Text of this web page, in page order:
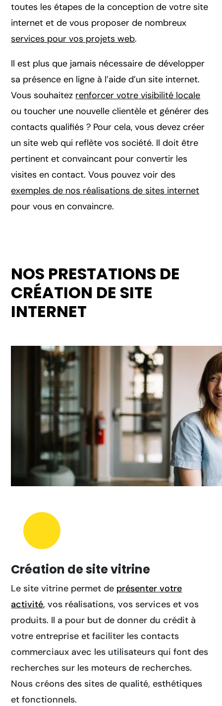
toutes les étapes de la conception de votre site
internet et de vous proposer de nombreux
services pour vos projets web.
Il est plus que jamais nécessaire de développer
sa présence en ligne à l’aide d’un site internet.
Vous souhaitez renforcer votre visibilité locale
ou toucher une nouvelle clientèle et générer des
contacts qualifiés ? Pour cela, vous devez créer
un site web qui reflète vos société. Il doit être
pertinent et convaincant pour convertir les
visites en contact. Vous pouvez voir des
exemples de nos réalisations de sites internet
pour vous en convaincre.
NOS PRESTATIONS DE
CRÉATION DE SITE
INTERNET
Création de site vitrine
Le site vitrine permet de présenter votre
activité, vos réalisations, vos services et vos
produits. Il a pour but de donner du crédit à
votre entreprise et faciliter les contacts
commerciaux avec les utilisateurs qui font des
recherches sur les moteurs de recherches.
Nous créons des sites de qualité, esthétiques
et fonctionnels.